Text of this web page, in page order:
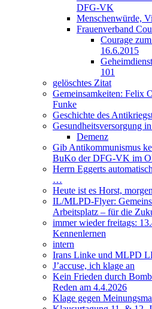
DFG-VK
Menschenwürde,
Frauenverband
Courage
16.6.2015
101
gelöschtes Zitat
Gemeinsamkeiten: Felix
Funke
Geschichte des
Gesundheitsversorgung
Demenz
Gib Antikommunismus
BuKo der DFG-VK im
Herrn Eggerts
…
Heute ist es Horst,
IL/MLPD-Flyer:
Arbeitsplatz – für die
immer wieder freitags:
Kennenlernen
intern
Irans Linke und MLPD
J’accuse, ich klage an
Kein Frieden durch
Reden am 4.4.2026
Klage gegen